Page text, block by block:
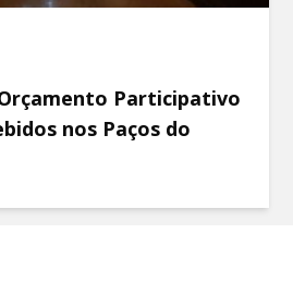
Participativo
nos Paços do